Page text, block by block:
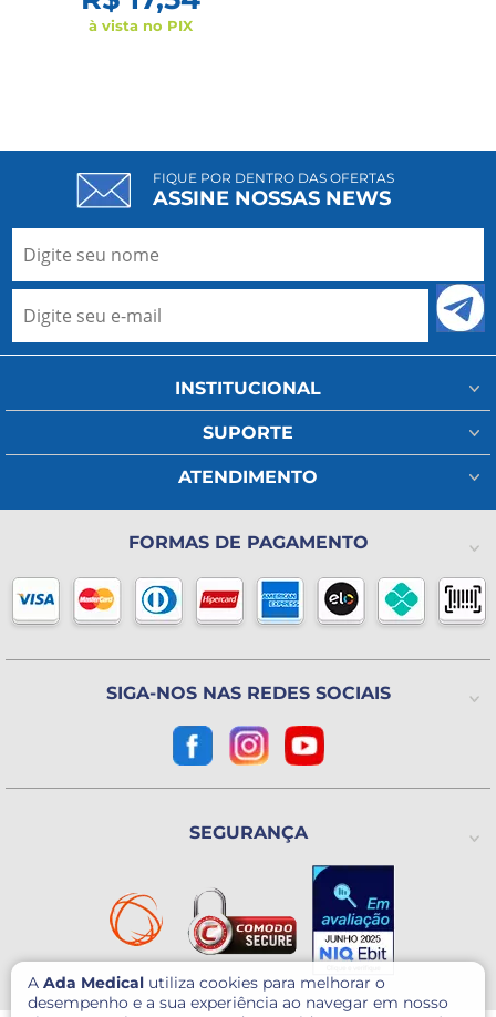
à vista no PIX
A Ada Medical utiliza cookies para melhorar o
desempenho e a sua experiência ao navegar em nosso
FIQUE POR DENTRO DAS OFERTAS
ASSINE NOSSAS NEWS
INSTITUCIONAL
Minha Conta
Fale Conosco
Meus Pedidos
Lista de Desejos
Blog
SUPORTE
Assistência Técnica
Política de Privacidade
Política de Trocas ou Devoluções
ATENDIMENTO
(11) 93802-1111
(11) 2325-4371
Horário de atendimento
De 2ª a 6ª feira das 8h às 18h
(Exceto Feriados)
Utinga - Santo André / SP
CEP: 09220-611
Como chegar?
CNPJ: 07.003.260/0001-60
FORMAS DE PAGAMENTO
SIGA-NOS NAS REDES SOCIAIS
SEGURANÇA